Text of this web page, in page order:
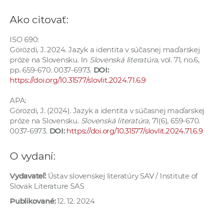
Ako citovať:
ISO 690:
Görözdi, J. 2024. Jazyk a identita v súčasnej maďarskej
próze na Slovensku. In Slovenská literatúra, vol. 71, no.6,
pp. 659-670. 0037-6973. DOI:
https://doi.org/10.31577/slovlit.2024.71.6.9
APA:
Görözdi, J. (2024). Jazyk a identita v súčasnej maďarskej
próze na Slovensku. Slovenská literatúra, 71(6), 659-670.
0037-6973. DOI: https://doi.org/10.31577/slovlit.2024.71.6.9
O vydaní:
Vydavateľ:Ústav slovenskej literatúry SAV / Institute of
Slovak Literature SAS
Publikované:12. 12. 2024